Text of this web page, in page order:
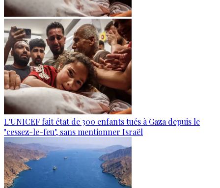
L'UNICEF fait état de 300 enfants tués à Gaza depuis le
"cessez-le-feu", sans mentionner Israël